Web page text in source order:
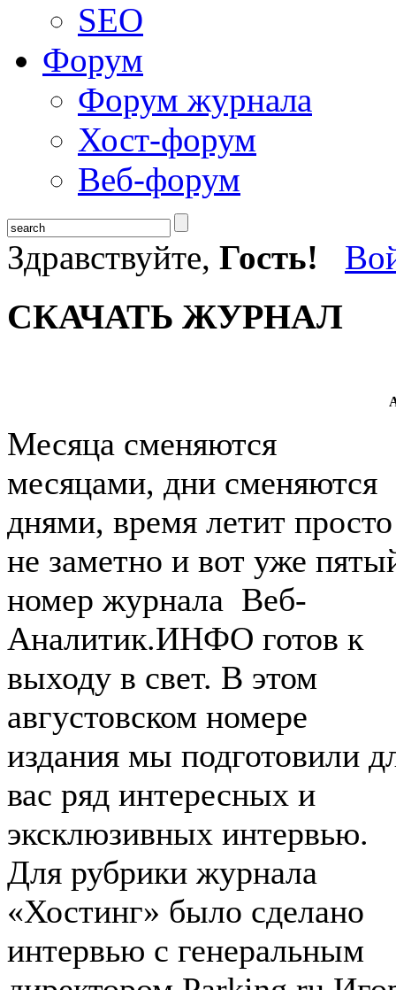
SEO
Форум
Форум журнала
Хост-форум
Веб-форум
Здравствуйте, Гость!
СКАЧАТЬ ЖУРНАЛ
Месяца сменяются
месяцами, дни сменяются
днями, время летит просто
не заметно и вот уже
номер журнала Веб-
Аналитик.ИНФО готов к
выходу в свет. В этом
августовском номере
издания мы подготовили
вас ряд интересных и
эксклюзивных интервью.
Для рубрики журнала
«Хостинг» было сделано
интервью с генеральным